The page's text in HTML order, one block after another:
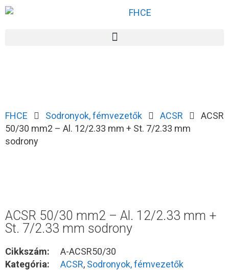
FHCE Sodronyok, fémvezetők ACSR
ACSR
50/30 mm2 – Al. 12/2.33 mm + St. 7/2.33 mm
sodrony
ACSR 50/30 mm2 – Al. 12/2.33 mm +
St. 7/2.33 mm sodrony
Cikkszám:
A-ACSR50/30
Kategória:
ACSR, Sodronyok, fémvezetők